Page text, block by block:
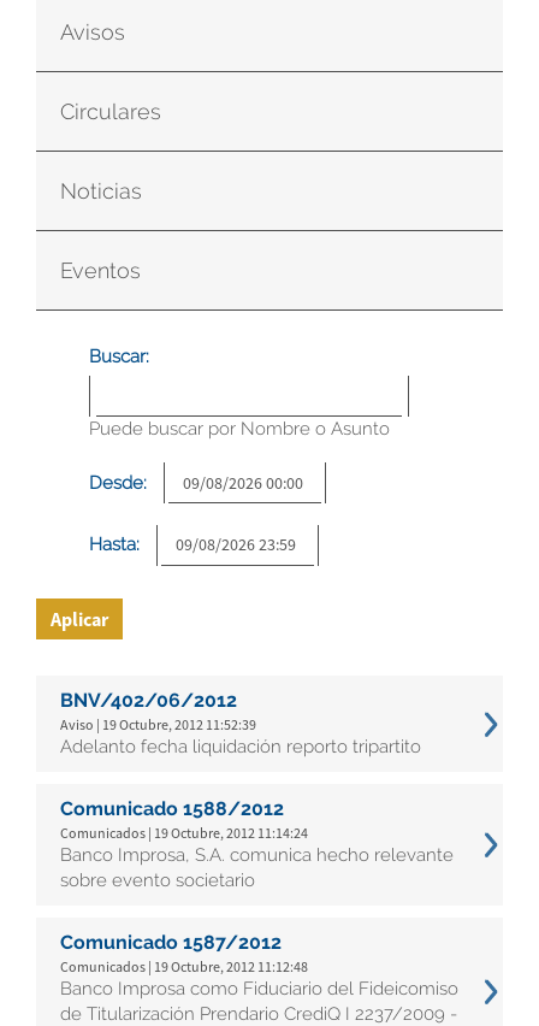
Avisos
Circulares
Noticias
Eventos
Buscar:
Puede buscar por Nombre o Asunto
Desde:
Hasta:
Aplicar
BNV/402/06/2012
Aviso | 19 Octubre, 2012 11:52:39
Adelanto fecha liquidación reporto tripartito
Comunicado 1588/2012
Comunicados | 19 Octubre, 2012 11:14:24
Banco Improsa, S.A. comunica hecho relevante
sobre evento societario
Comunicado 1587/2012
Comunicados | 19 Octubre, 2012 11:12:48
Banco Improsa como Fiduciario del Fideicomiso
de Titularización Prendario CrediQ I 2237/2009 -